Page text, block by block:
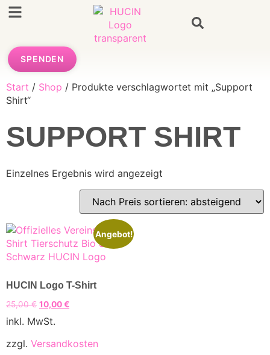
SPENDEN
Start / Shop / Produkte verschlagwortet mit „Support
Shirt“
SUPPORT SHIRT
Einzelnes Ergebnis wird angezeigt
Angebot!
HUCIN Logo T-Shirt
25,00€ 10,00€
inkl. MwSt.
zzgl. Versandkosten